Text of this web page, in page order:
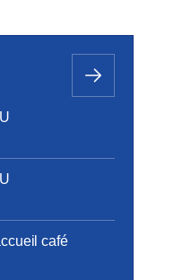
café